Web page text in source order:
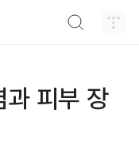
과 피부 장